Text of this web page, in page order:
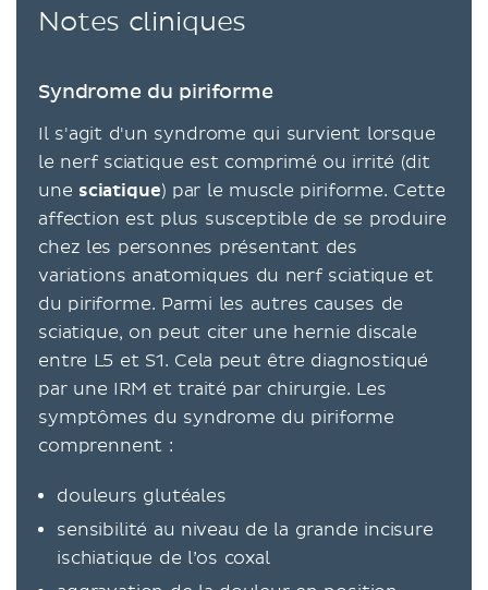
Notes cliniques
Syndrome du piriforme
Il s'agit d'un syndrome qui survient lorsque
le nerf sciatique est comprimé ou irrité (dit
une sciatique) par le muscle piriforme. Cette
affection est plus susceptible de se produire
chez les personnes présentant des
variations anatomiques du nerf sciatique et
du piriforme. Parmi les autres causes de
sciatique, on peut citer une hernie discale
entre L5 et S1. Cela peut être diagnostiqué
par une IRM et traité par chirurgie. Les
symptômes du syndrome du piriforme
comprennent :
douleurs glutéales
sensibilité au niveau de la grande incisure
ischiatique de l’os coxal